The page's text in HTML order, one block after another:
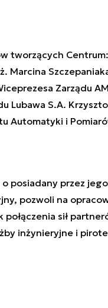
tworzących
Marcina
Zarządu
Lubawa S.A.
Automatyki i
posiadany przez
pozwoli na
sił
inżynieryjne i